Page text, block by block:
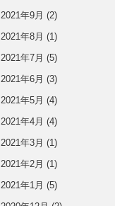
2021年9月 (2)
2021年8月 (1)
2021年7月 (5)
2021年6月 (3)
2021年5月 (4)
2021年4月 (4)
2021年3月 (1)
2021年2月 (1)
2021年1月 (5)